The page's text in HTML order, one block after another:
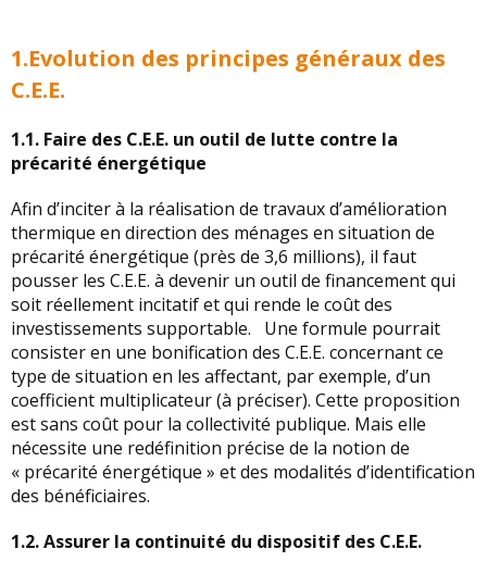
1.Evolution des principes généraux des
C.E.E.
1.1. Faire des C.E.E. un outil de lutte contre la
précarité énergétique
Afin d’inciter à la réalisation de travaux d’amélioration
thermique en direction des ménages en situation de
précarité énergétique (près de 3,6 millions), il faut
pousser les C.E.E. à devenir un outil de financement qui
soit réellement incitatif et qui rende le coût des
investissements supportable. Une formule pourrait
consister en une bonification des C.E.E. concernant ce
type de situation en les affectant, par exemple, d’un
coefficient multiplicateur (à préciser). Cette proposition
est sans coût pour la collectivité publique. Mais elle
nécessite une redéfinition précise de la notion de
« précarité énergétique » et des modalités d’identification
des bénéficiaires.
1.2.Assurer la continuité du dispositif des C.E.E.